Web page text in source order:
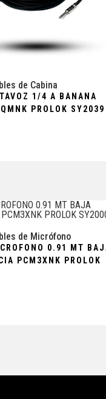
de Cabina
1/4 A BANANA
PROLOK SY2039
de Micrófono
0.91 MT
PCM3XNK PROLOK